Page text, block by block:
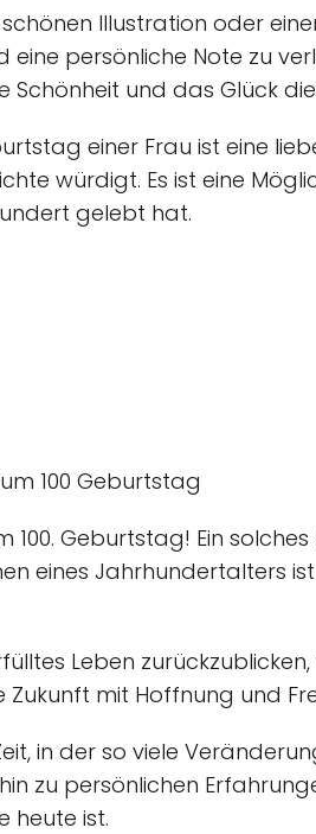
Illustration oder
persönliche Note zu
und das Glück
einer Frau ist eine
würdigt. Es ist eine
gelebt hat.
100 Geburtstag
100. Geburtstag! Ein
eines Jahrhundertalters
Leben
Zukunft mit Hoffnung und
in der so viele
zu persönlichen
heute ist.